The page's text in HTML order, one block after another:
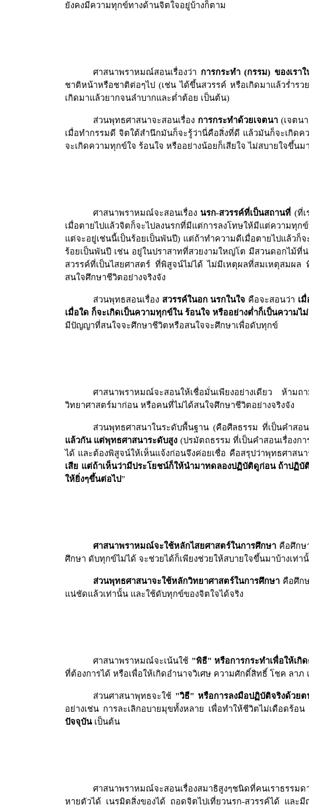
ยังคงมีความทุกข์ทางด้านจิตใจอยู่บ้างก็ตาม
ศาสนาพราหมณ์สอนเรื่องว่า การกระทำ (กรรม) ของเรา
ชาติหน้าหรือชาติต่อๆไป (เช่น ได้ขึ้นสวรรค์ หรือเกิดมาแล้วร่ำร
เกิดมาแล้วยากจนลำบากและต่ำต้อย เป็นต้น)
ส่วนพุทธศาสนาจะสอนเรื่อง การกระทำด้วยเจตนา (เจตน
เมื่อทำกรรมดี จิตใต้สำนึกมันก็จะรู้ว่านี่คือสิ่งที่ดี แล้วมันก็จะเกิด
จะเกิดความทุกข์ใจ ร้อนใจ หรืออย่างน้อยก็เสียใจ ไม่สบายใจขึ้น
ศาสนาพราหมณ์จะสอนเรื่องนรก-สวรรค์ที่เป็นสถานที่ (ที่
เมื่อตายไปแล้วจิตก็จะไปลงนรกที่มีแต่การลงโทษให้มีแต่ความทุ
แต่จะอยู่เช่นนี้เป็นร้อยเป็นพันปี) แต่ถ้าทำความดีเมื่อตายไปแล้วก็
ร้อยเป็นพันปี เช่น อยู่ในปราสาทที่สวยงามใหญ่โต มีสวนดอกไม้ที่
สวรรค์ที่เป็นไสยศาสตร์ ที่พิสูจน์ไม่ได้ ไม่มีเหตุผลที่สมเหตุสมผ
สนใจศึกษาชีวิตอย่างจริงจัง
ส่วนพุทธสอนเรื่อง สวรรค์ในอก นรกในใจ คือจะสอนว่า เ
เมื่อใด ก็จะเกิดเป็นความทุกข์ใน ร้อนใจ หรืออย่างต่ำก็เป็นความ
มีปัญญาที่สนใจจะศึกษาชีวิตหรือสนใจจะศึกษาเพื่อดับทุกข์
ศาสนาพราหมณ์จะสอนให้เชื่อมั่นเพียงอย่างเดียว ห้าม
วิทยาศาสตร์มาก่อน หรือคนที่ไม่ได้สนใจศึกษาชีวิตอย่างจริงจัง
ส่วนพุทธศาสนาในระดับพื้นฐาน (คือศีลธรรม ที่เป็นคำสอน
แล้วกัน แต่พุทธศาสนาระดับสูง (ปรมัตถธรรม ที่เป็นคำสอนเรื่อง
ได้ และต้องพิสูจน์ให้เห็นแจ้งก่อนจึงค่อยเชื่อ คือสรุปว่าพุทธศาสน
เสีย แต่ถ้าเห็นว่ามีประโยชน์ก็ให้นำมาทดลองปฏิบัติดูก่อน ถ้าปฏิบั
ให้ยิ่งๆขึ้นต่อไป”
ศาสนาพราหมณ์จะใช้หลักไสยศาสตร์ในการศึกษา คือศึกษ
ศึกษา ดับทุกข์ไม่ได้ จะช่วยได้ก็เพียงช่วยให้สบายใจขึ้นมาบ้างเท่า
ส่วนพุทธศาสนาจะใช้หลักวิทยาศาสตร์ในการศึกษา คือศึก
แน่ชัดแล้วเท่านั้น และใช้ดับทุกข์ของจิตใจได้จริง
ศาสนาพราหมณ์จะเน้นใช้ "พิธี" หรือการกระทำเพื่อให้เกิ
ที่ต้องการได้ หรือเพื่อให้เกิดอำนาจวิเศษ ความศักดิ์สิทธิ์ โชค ลา
ส่วนศาสนาพุทธจะใช้ "วิธี" หรือการลงมือปฏิบัติจริงด้วยต
อย่างเช่น การละเลิกอบายมุขทั้งหลาย เพื่อทำให้ชีวิตไม่เดือดร้
ปัจจุบันเป็นต้น
ศาสนาพราหมณ์จะสอนเรื่องสมาธิสูงๆชนิดที่คนเราธรรมด
หายตัวได้ เนรมิตสิ่งของได้ ถอดจิตไปเที่ยวนรก-สวรรค์ได้ และ